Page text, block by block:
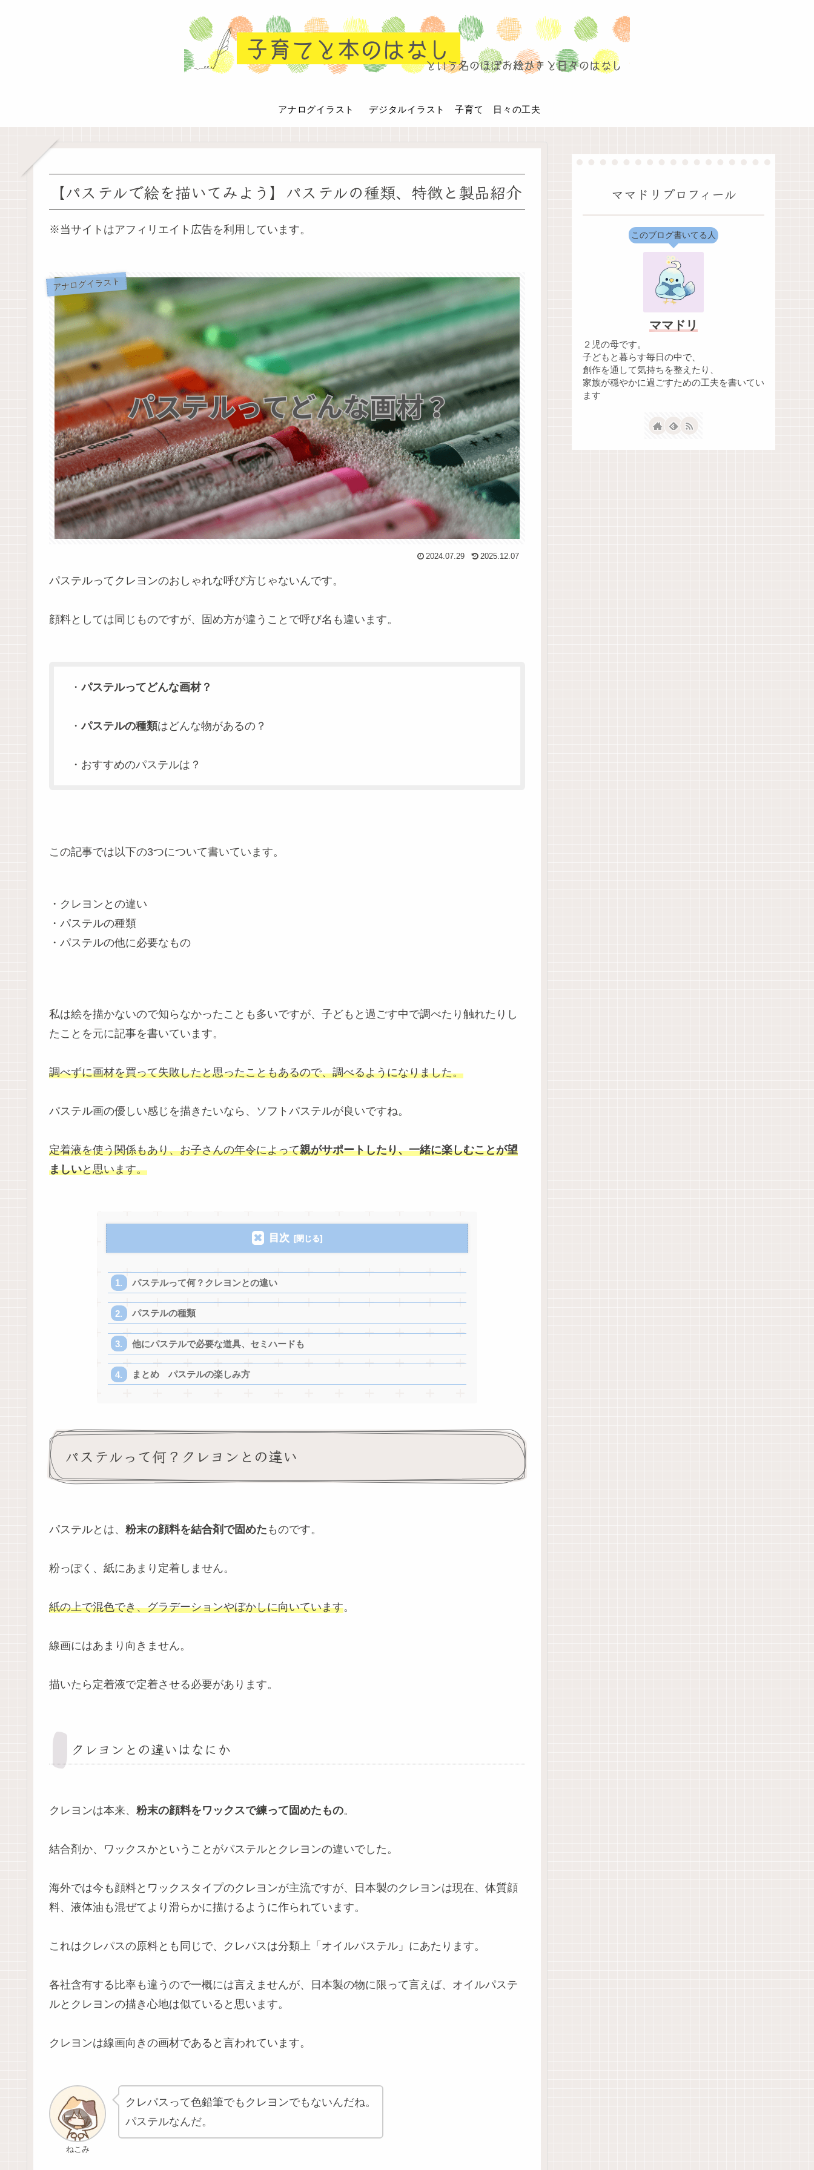
アナログイラスト デジタルイラスト 子育て 日々の工夫
【パステルで絵を描いてみよう】パステルの種類、特徴と製品紹介
※当サイトはアフィリエイト広告を利用しています。
アナログイラスト
2024.07.29 2025.12.07
パステルってクレヨンのおしゃれな呼び方じゃないんです。
顔料としては同じものですが、固め方が違うことで呼び名も違います。
・パステルってどんな画材？
・パステルの種類はどんな物があるの？
・おすすめのパステルは？
この記事では以下の3つについて書いています。
・クレヨンとの違い
・パステルの種類
・パステルの他に必要なもの
私は絵を描かないので知らなかったことも多いですが、子どもと過ごす中で調べたり触れたりし
たことを元に記事を書いています。
調べずに画材を買って失敗したと思ったこともあるので、調べるようになりました。
パステル画の優しい感じを描きたいなら、ソフトパステルが良いですね。
定着液を使う関係もあり、お子さんの年令によって親がサポートしたり、一緒に楽しむことが望
ましいと思います。
目次
パステルって何？クレヨンとの違い
パステルの種類
他にパステルで必要な道具、セミハードも
まとめ パステルの楽しみ方
パステルって何？クレヨンとの違い
パステルとは、 粉末の顔料を結合剤で固めた ものです。
粉っぽく、紙にあまり定着しません。
紙の上で混色でき、グラデーションやぼかしに向いています。
線画にはあまり向きません。
描いたら定着液で定着させる必要があります。
クレヨンとの違いはなにか
クレヨンは本来、 粉末の顔料をワックスで練って固めたもの。
結合剤か、ワックスかということがパステルとクレヨンの違いでした。
海外では今も顔料とワックスタイプのクレヨンが主流ですが、日本製のクレヨンは現在、体質顔
料、液体油も混ぜてより滑らかに描けるように作られています。
これはクレパスの原料とも同じで、クレパスは分類上「オイルパステル」にあたります。
各社含有する比率も違うので一概には言えませんが、日本製の物に限って言えば、オイルパステ
ルとクレヨンの描き心地は似ていると思います。
クレヨンは線画向きの画材であると言われています。
ねこみ
クレパスって色鉛筆でもクレヨンでもないんだね。
パステルなんだ。
ママドリプロフィール
このブログ書いてる人
ママドリ
２児の母です。
子どもと暮らす毎日の中で、
創作を通して気持ちを整えたり、
家族が穏やかに過ごすための工夫を書いてい
ます